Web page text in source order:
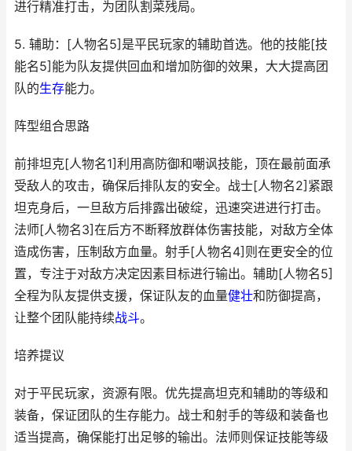
进行精准打击，为团队割菜残局。
5. 辅助：[人物名5]是平民玩家的辅助首选。他的技能[技
能名5]能为队友提供回血和增加防御的效果，大大提高团
队的生存能力。
阵型组合思路
前排坦克[人物名1]利用高防御和嘲讽技能，顶在最前面承
受敌人的攻击，确保后排队友的安全。战士[人物名2]紧跟
坦克身后，一旦敌方后排露出破绽，迅速突进进行打击。
法师[人物名3]在后方不断释放群体伤害技能，对敌方全体
造成伤害，压制敌方血量。射手[人物名4]则在更安全的位
置，专注于对敌方决定因素目标进行输出。辅助[人物名5]
全程为队友提供支援，保证队友的血量健壮和防御提高，
让整个团队能持续战斗。
培养提议
对于平民玩家，资源有限。优先提高坦克和辅助的等级和
装备，保证团队的生存能力。战士和射手的等级和装备也
适当提高，确保能打出足够的输出。法师则保证技能等级